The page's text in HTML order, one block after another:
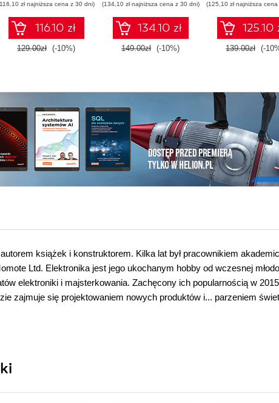
zł najniższa cena z 30 dni)
116.10 zł
129.00zł (-10%)
Edition
(134,10 zł najniższa cena z 30 dni)
134.10 zł
149.00zł (-10%)
Core, and
patterns for
Fifth Edition
(125,10 zł najniższa
125.10
139.00zł (-
książek i konstruktorem. Kilka lat był pracownikiem
Ltd. Elektronika jest jego ukochanym hobby od wczesnej
elektroniki i majsterkowania. Zachęcony ich popularnością w
zajmuje się projektowaniem nowych produktów i... parzeniem